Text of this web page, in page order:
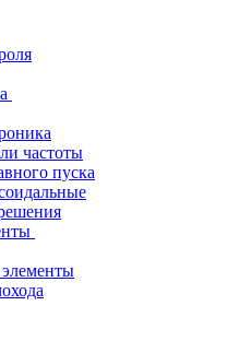
частоты
пуска